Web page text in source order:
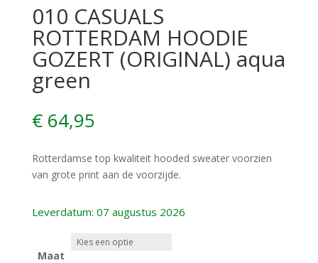
010 CASUALS
ROTTERDAM HOODIE
GOZERT (ORIGINAL) aqua
green
€64,95
Rotterdamse top kwaliteit hooded sweater voorzien
van grote print aan de voorzijde.
Leverdatum: 07 augustus 2026
Maat